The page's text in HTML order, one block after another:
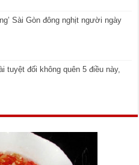
Sài Gòn đông nghịt người ngày
tuyệt đối không quên 5 điều này,